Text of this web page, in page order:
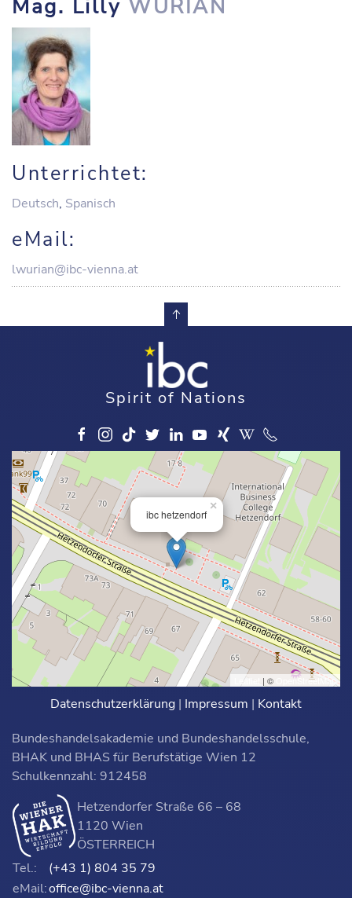
Mag. LillyWURIAN
Unterrichtet:
Deutsch, Spanisch
eMail:
lwurian@ibc-vienna.at
Spirit of Nations
ibc hetzendorf
×
Leaflet | © OpenStreetMap
Datenschutzerklärung | Impressum | Kontakt
Bundeshandelsakademie und Bundeshandelsschule,
BHAK und BHAS für Berufstätige Wien 12
Schulkennzahl: 912458
Hetzendorfer Straße 66 – 68
1120 Wien
ÖSTERREICH
Tel.:
(+43 1) 804 35 79
eMail:office@ibc-vienna.at